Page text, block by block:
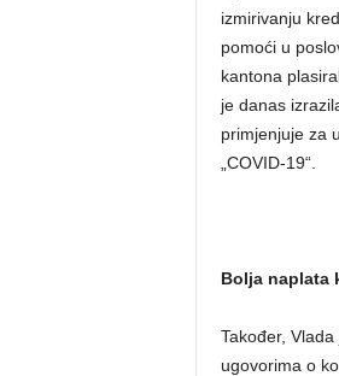
izmirivanju
pomoći u
kantona
je danas
primjenjuje za
„COVID-19“.
Bolja naplata
Također,
ugovorima o